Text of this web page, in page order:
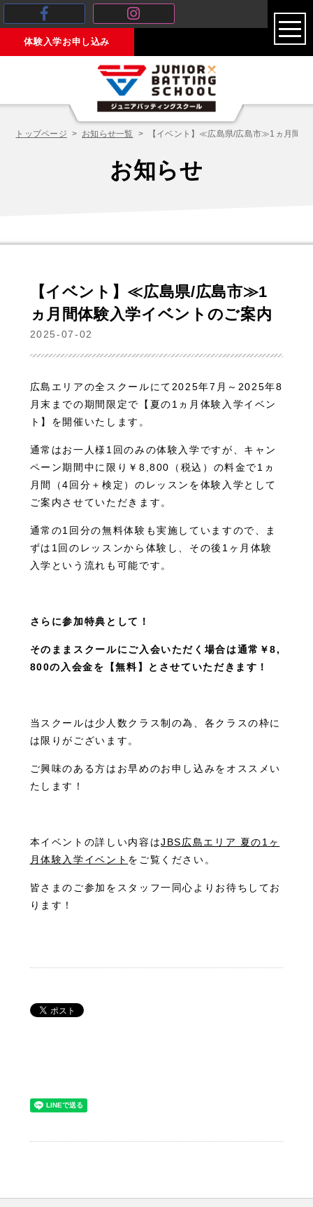
体験入学お申し込み
toggle
トップページ お知らせ一覧 【イベント】≪広島県/広島市≫1ヵ月間体
お知らせ
【イベント】≪広島県/広島市≫1
ヵ月間体験入学イベントのご案内
2025-07-02
広島エリアの全スクールにて2025年7月～2025年8
月末までの期間限定で【夏の1ヵ月体験入学イベン
ト】を開催いたします。
通常はお一人様1回のみの体験入学ですが、キャン
ペーン期間中に限り￥8,800（税込）の料金で1ヵ
月間（4回分＋検定）のレッスンを体験入学として
ご案内させていただきます。
通常の1回分の無料体験も実施していますので、ま
ずは1回のレッスンから体験し、その後1ヶ月体験
入学という流れも可能です。
さらに参加特典として！
そのままスクールにご入会いただく場合は通常￥8,
800の入会金を【無料】とさせていただきます！
当スクールは少人数クラス制の為、各クラスの枠に
は限りがございます。
ご興味のある方はお早めのお申し込みをオススメい
たします！
本イベントの詳しい内容はJBS広島エリア 夏の1ヶ
月体験入学イベント をご覧ください。
皆さまのご参加をスタッフ一同心よりお待ちしてお
ります！